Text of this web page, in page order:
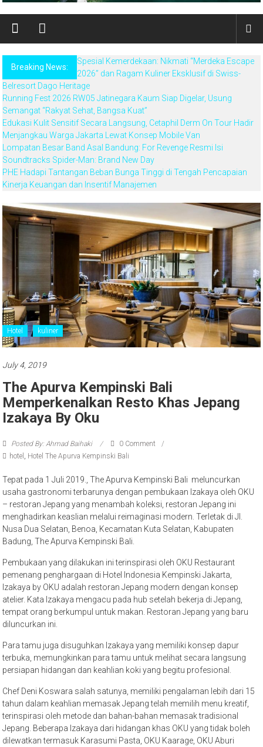
Breaking News:
Spesial Kemerdekaan: Nikmati “Merdeka Escape
2026” dan Ragam Kuliner Eksklusif di Swiss-
Belresort Dago Heritage
Running Fest 2026 RW05 Jatinegara Kaum Siap Digelar, Usung
Semangat “Rakyat Sehat, Bangsa Kuat”
Edukasi Kulit Sensitif Secara Langsung, Cetaphil Derm On Tour Hadir
Menjangkau Warga Jakarta Lewat Konsep Mobile Van
Lompatan Besar Band Asal Bandung: For Revenge Resmi Isi
Soundtracks Spider-Man: Brand New Day
PHE Hadapi Tantangan Beban Bunga Tinggi di Tengah Pencapaian
Kinerja Keuangan dan Insentif Manajemen
Hotel kuliner
July 4, 2019
The Apurva Kempinski Bali
Memperkenalkan Resto Khas Jepang
Izakaya By Oku
Posted By: Ahmad Baihaki
0 Comment
hotel , Hotel The Apurva Kempinski Bali
Tepat pada 1 Juli 2019., The Apurva Kempinski Bali meluncurkan
usaha gastronomi terbarunya dengan pembukaan Izakaya oleh OKU
– restoran Jepang yang menambah koleksi, restoran Jepang ini
menghadirkan keaslian melalui reimaginasi modern. Terletak di Jl.
Nusa Dua Selatan, Benoa, Kecamatan Kuta Selatan, Kabupaten
Badung, The Apurva Kempinski Bali.
Pembukaan yang dilakukan ini terinspirasi oleh OKU Restaurant
pemenang penghargaan di Hotel Indonesia Kempinski Jakarta,
Izakaya by OKU adalah restoran Jepang modern dengan konsep
atelier. Kata Izakaya mengacu pada hub setelah bekerja di Jepang,
tempat orang berkumpul untuk makan. Restoran Jepang yang baru
diluncurkan ini.
Para tamu juga disuguhkan Izakaya yang memiliki konsep dapur
terbuka, memungkinkan para tamu untuk melihat secara langsung
persiapan hidangan dan keahlian koki yang begitu profesional.
Chef Deni Koswara salah satunya, memiliki pengalaman lebih dari 15
tahun dalam keahlian memasak Jepang telah memilih menu kreatif,
terinspirasi oleh metode dan bahan-bahan memasak tradisional
Jepang. Beberapa Izakaya dari hidangan khas OKU yang tidak boleh
dilewatkan termasuk Karasumi Pasta, OKU Kaarage, OKU Aburi